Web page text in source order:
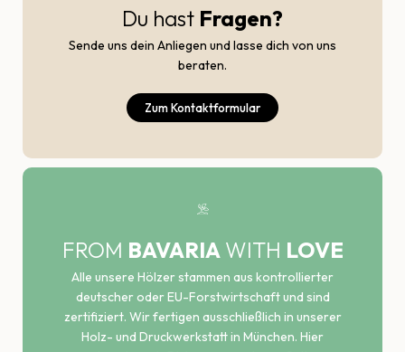
Du hast Fragen?
Sende uns dein Anliegen und lasse dich von uns
beraten.
Zum Kontaktformular
FROM BAVARIAWITH LOVE
Alle unsere Hölzer stammen aus kontrollierter
deutscher oder EU-Forstwirtschaft und sind
zertifiziert. Wir fertigen ausschließlich in unserer
Holz- und Druckwerkstatt in München. Hier